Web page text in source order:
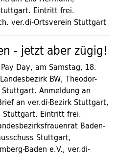
Eintritt frei.
ver.di-Ortsverein Stuttgart
- jetzt aber zügig!
Day, am Samstag, 18.
BW, Theodor-
Anmeldung an
an ver.di-Bezirk Stuttgart,
Stuttgart. Eintritt frei.
Baden-
Stuttgart,
Baden e.V., ver.di-